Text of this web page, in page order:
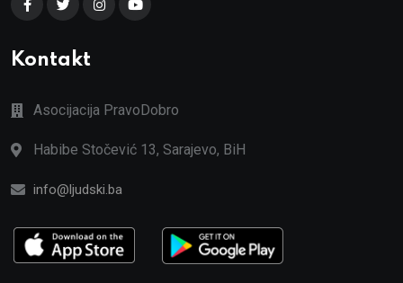
Kontakt
Asocijacija PravoDobro
Habibe Stočević 13, Sarajevo, BiH
info@ljudski.ba